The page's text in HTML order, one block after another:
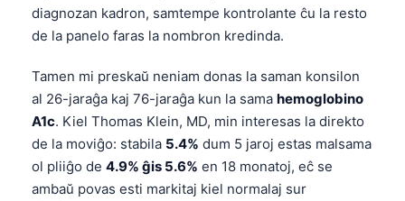
diagnozan kadron, samtempe kontrolante ĉu la resto
de la panelo faras la nombron kredinda.
Tamen mi preskaŭ neniam donas la saman konsilon
al 26-jaraĝa kaj 76-jaraĝa kun la sama hemoglobino
A1c. Kiel Thomas Klein, MD, min interesas la direkto
de la moviĝo: stabila 5.4% dum 5 jaroj estas malsama
ol pliiĝo de 4.9% ĝis 5.6% en 18 monatoj, eĉ se
ambaŭ povas esti markitaj kiel normalaj sur